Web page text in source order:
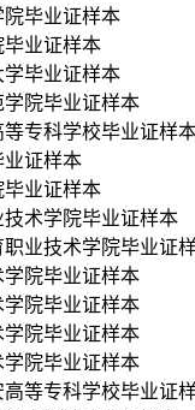
院毕业证样本
毕业证样本
学毕业证样本
学院毕业证样本
等专科学校毕业证样
业证样本
毕业证样本
技术学院毕业证样本
职业技术学院毕业证
学院毕业证样本
学院毕业证样本
学院毕业证样本
学院毕业证样本
高等专科学校毕业证